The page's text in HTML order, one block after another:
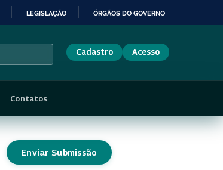
LEGISLAÇÃO ÓRGÃOS DO GOVERNO
Cadastro Acesso
Contatos
Enviar Submissão